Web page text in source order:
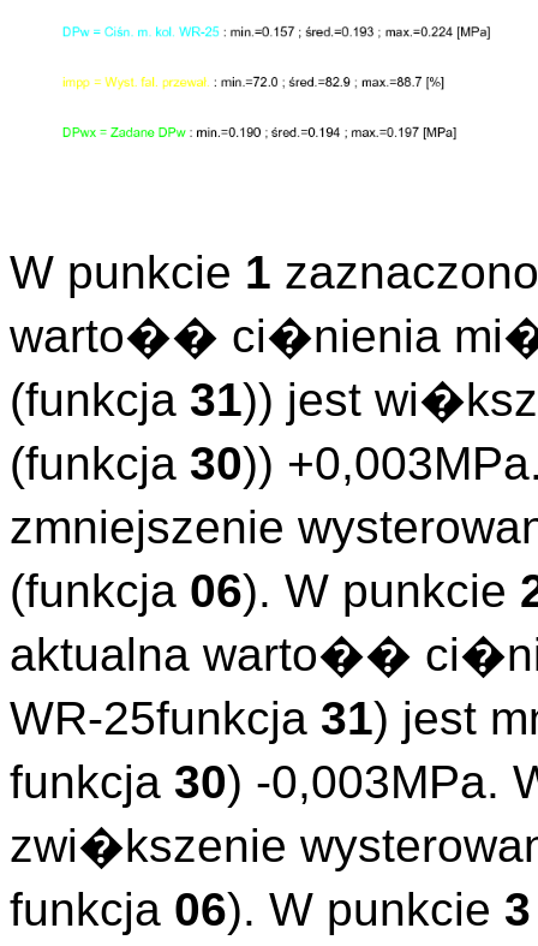
W punkcie 1
warto�� ci�nienia
(funkcja 31)) jest
(funkcja 30))
zmniejszenie
(funkcja 06). W punkcie
aktualna warto��
WR-25funkcja 31) jest
funkcja 30) -0,003MPa.
zwi�kszenie
funkcja 06). W punkcie 3